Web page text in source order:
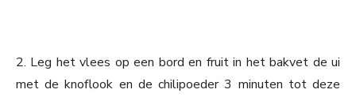
2. Leg het vlees op een bord en fruit in het bakvet de ui
met de knoflook en de chilipoeder 3 minuten tot deze